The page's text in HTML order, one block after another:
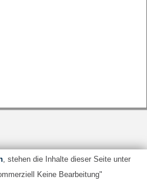
, stehen die Inhalte dieser Seite unter